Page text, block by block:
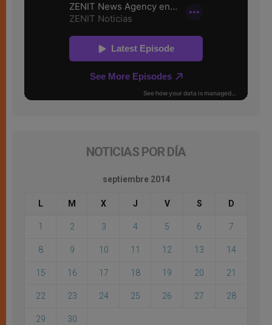
NOTICIAS POR DÍA
septiembre 2014
L M X J V S D
1 2 3 4 5 6 7
8 9 10 11 12 13 14
15 16 17 18 19 20 21
22 23 24 25 26 27 28
29 30